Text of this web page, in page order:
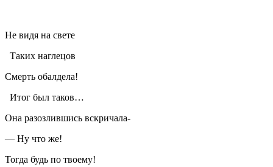
Не видя на свете
Таких наглецов
Смерть обалдела!
Итог был таков…
Она разозлившись вскричала-
— Ну что же!
Тогда будь по твоему!